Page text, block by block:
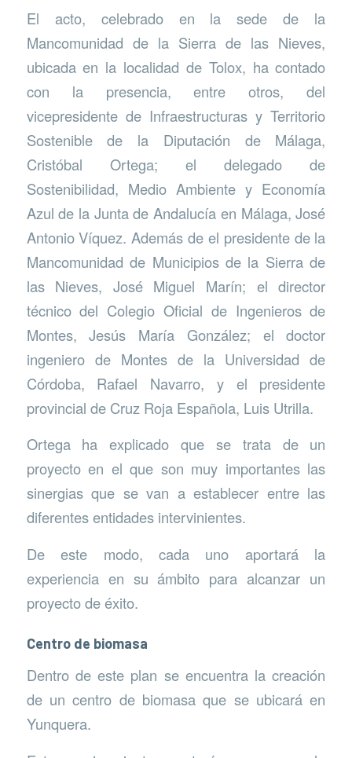
El acto, celebrado en la sede de la
Mancomunidad de la Sierra de las Nieves,
ubicada en la localidad de Tolox, ha contado
con la presencia, entre otros, del
vicepresidente de Infraestructuras y Territorio
Sostenible de la Diputación de Málaga,
Cristóbal Ortega; el delegado de
Sostenibilidad, Medio Ambiente y Economía
Azul de la Junta de Andalucía en Málaga, José
Antonio Víquez. Además de el presidente de la
Mancomunidad de Municipios de la Sierra de
las Nieves, José Miguel Marín; el director
técnico del Colegio Oficial de Ingenieros de
Montes, Jesús María González; el doctor
ingeniero de Montes de la Universidad de
Córdoba, Rafael Navarro, y el presidente
provincial de Cruz Roja Española, Luis Utrilla.
Ortega ha explicado que se trata de un
proyecto en el que son muy importantes las
sinergias que se van a establecer entre las
diferentes entidades intervinientes.
De este modo, cada uno aportará la
experiencia en su ámbito para alcanzar un
proyecto de éxito.
Centro de biomasa
Dentro de este plan se encuentra la creación
de un centro de biomasa que se ubicará en
Yunquera.